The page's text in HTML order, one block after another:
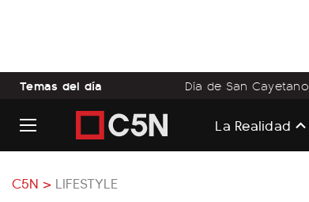
Temas del día Día de San Cayetano
La Realidad
C5N > LIFESTYLE